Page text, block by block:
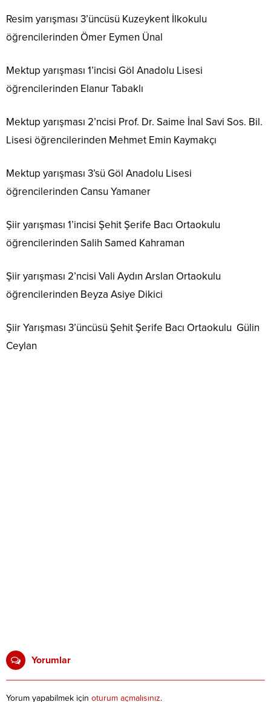
Resim yarışması 3’üncüsü Kuzeykent İlkokulu
öğrencilerinden Ömer Eymen Ünal
Mektup yarışması 1’incisi Göl Anadolu Lisesi
öğrencilerinden Elanur Tabaklı
Mektup yarışması 2’ncisi Prof. Dr. Saime İnal Savi Sos. Bil.
Lisesi öğrencilerinden Mehmet Emin Kaymakçı
Mektup yarışması 3’sü Göl Anadolu Lisesi
öğrencilerinden Cansu Yamaner
Şiir yarışması 1’incisi Şehit Şerife Bacı Ortaokulu
öğrencilerinden Salih Samed Kahraman
Şiir yarışması 2’ncisi Vali Aydın Arslan Ortaokulu
öğrencilerinden Beyza Asiye Dikici
Şiir Yarışması 3’üncüsü Şehit Şerife Bacı Ortaokulu Gülin
Ceylan
Yorumlar
Yorum yapabilmek için oturum açmalısınız.